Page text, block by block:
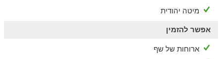
מיטה יהודית
אפשר להזמין
ארוחות של שף